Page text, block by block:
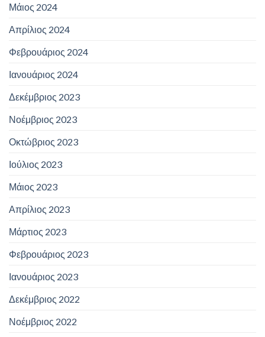
Μάιος 2024
Απρίλιος 2024
Φεβρουάριος 2024
Ιανουάριος 2024
Δεκέμβριος 2023
Νοέμβριος 2023
Οκτώβριος 2023
Ιούλιος 2023
Μάιος 2023
Απρίλιος 2023
Μάρτιος 2023
Φεβρουάριος 2023
Ιανουάριος 2023
Δεκέμβριος 2022
Νοέμβριος 2022